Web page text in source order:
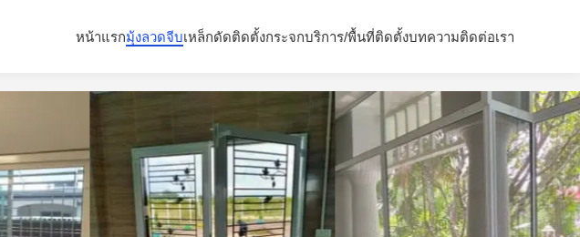
หน้าแรกมุ้งลวดจีบเหล็กดัดติดตั้งกระจกบริการ/พื้นที่ติดตั้งบทความติดต่อเรา